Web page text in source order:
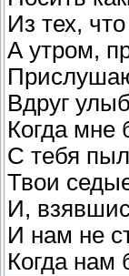
Из тех,
А утром,
Вдруг
Когда мне
С тебя
Твои
И,
И нам не
Когда нам